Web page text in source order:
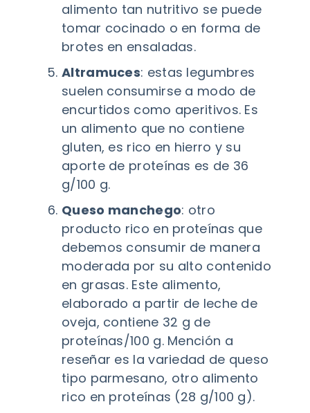
alimento tan nutritivo se puede
tomar cocinado o en forma de
brotes en ensaladas.
Altramuces: estas legumbres
suelen consumirse a modo de
encurtidos como aperitivos. Es
un alimento que no contiene
gluten, es rico en hierro y su
aporte de proteínas es de 36
g/100 g.
Queso manchego: otro
producto rico en proteínas que
debemos consumir de manera
moderada por su alto contenido
en grasas. Este alimento,
elaborado a partir de leche de
oveja, contiene 32 g de
proteínas/100 g. Mención a
reseñar es la variedad de queso
tipo parmesano, otro alimento
rico en proteínas (28 g/100 g).